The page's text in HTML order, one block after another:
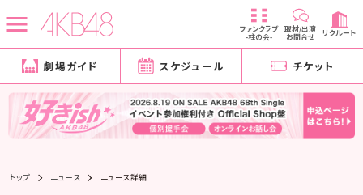
ファンクラブ
-柱の会-
取材/出演
お問合せ リクルート
劇場ガイド スケジュール チケット
トップ ニュース ニュース詳細